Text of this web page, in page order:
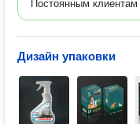
Постоянным клиентам
Дизайн упаковки